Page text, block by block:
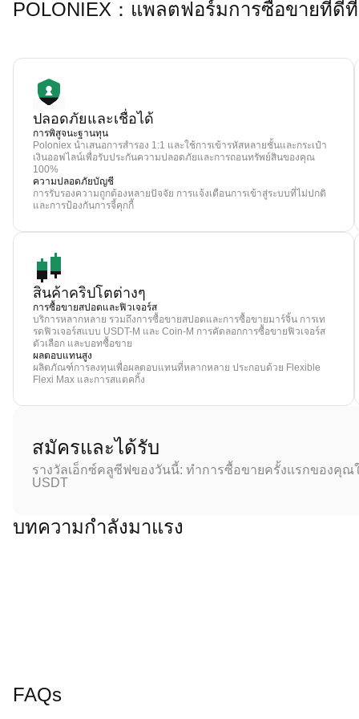
POLONIEX：แพลตฟอร์มการซื้อขายที่ดี
ปลอดภัยและเชื่อได้
การพิสูจนะฐานทุน
Poloniex นำเสนอการสำรอง 1:1 และใช้การเข้ารหัสหลายชั้นและกระเป๋า
เงินออฟไลน์เพื่อรับประกันความปลอดภัยและการถอนทรัพย์สินของคุณ
100%
ความปลอดภัยบัญชี
การรับรองความถูกต้องหลายปัจจัย การแจ้งเตือนการเข้าสู่ระบบที่ไม่ปกติ
และการป้องกันการจี้คุกกี้
สินค้าคริปโตต่างๆ
การซื้อขายสปอตและฟิวเจอร์ส
บริการหลากหลาย รวมถึงการซื้อขายสปอตและการซื้อขายมาร์จิ้น การเท
รดฟิวเจอร์สแบบ USDT-M และ Coin-M การคัดลอกการซื้อขายฟิวเจอร์ส
ตัวเลือก และบอทซื้อขาย
ผลตอบแทนสูง
ผลิตภัณฑ์การลงทุนเพื่อผลตอบแทนที่หลากหลาย ประกอบด้วย Flexible
Flexi Max และการสแตคกิ้ง
สมัครและได้รับ
รางวัลเอ็กซ์คลูซีฟของวันนี้: ทำการซื้อขายครั้งแรกของคุณ
USDT
บทความกำลังมาแรง
FAQs